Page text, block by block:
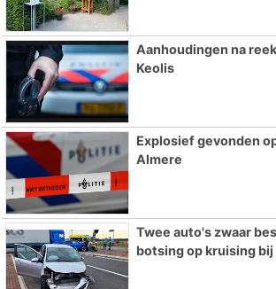
Aanhoudingen na
Keolis
Explosief gevonden
Almere
Twee auto's zwaar
botsing op kruising